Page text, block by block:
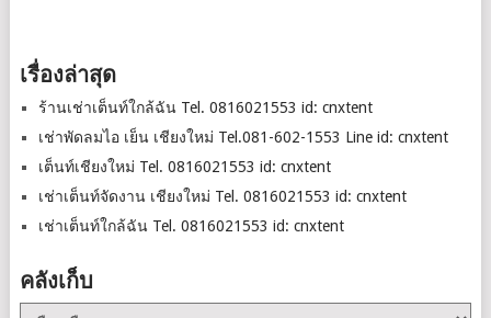
เรื่องล่าสุด
ร้านเช่าเต็นท์ใกล้ฉัน Tel. 0816021553 id: cnxtent
เช่าพัดลมไอ เย็น เชียงใหม่ Tel.081-602-1553 Line id: cnxtent
เต็นท์เชียงใหม่ Tel. 0816021553 id: cnxtent
เช่าเต็นท์จัดงาน เชียงใหม่ Tel. 0816021553 id: cnxtent
เช่าเต็นท์ใกล้ฉัน Tel. 0816021553 id: cnxtent
คลังเก็บ
คลัง